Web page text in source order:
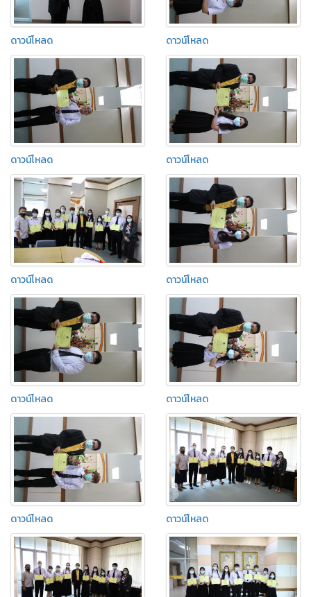
ดาวน์โหลด ดาวน์โหลด
ดาวน์โหลด ดาวน์โหลด
ดาวน์โหลด ดาวน์โหลด
ดาวน์โหลด ดาวน์โหลด
ดาวน์โหลด ดาวน์โหลด